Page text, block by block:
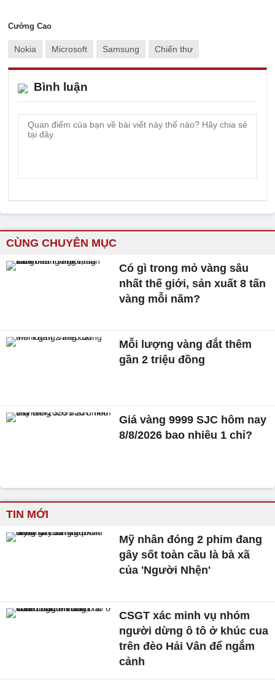
Cường Cao
Nokia Microsoft Samsung Chiến thư
Bình luận
CÙNG CHUYÊN MỤC
Có gì trong mỏ vàng sâu
nhất thế giới, sản xuất 8 tấn
vàng mỗi năm?
Mỗi lượng vàng đắt thêm
gần 2 triệu đồng
Giá vàng 9999 SJC hôm nay
8/8/2026 bao nhiêu 1 chỉ?
TIN MỚI
Mỹ nhân đóng 2 phim đang
gây sốt toàn cầu là bà xã
của 'Người Nhện'
CSGT xác minh vụ nhóm
người dừng ô tô ở khúc cua
trên đèo Hải Vân để ngắm
cảnh